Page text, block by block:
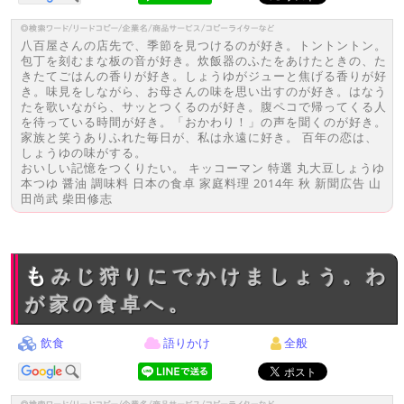
八百屋さんの店先で、季節を見つけるのが好き。トントントン。
包丁を刻むまな板の音が好き。炊飯器のふたをあけたときの、た
きたてごはんの香りが好き。しょうゆがジューと焦げる香りが好
き。味見をしながら、お母さんの味を思い出すのが好き。はなう
たを歌いながら、サッとつくるのが好き。腹ペコで帰ってくる人
を待っている時間が好き。「おかわり！」の声を聞くのが好き。
家族と笑うありふれた毎日が、私は永遠に好き。 百年の恋は、
しょうゆの味がする。
おいしい記憶をつくりたい。 キッコーマン 特選 丸大豆しょうゆ
本つゆ 醤油 調味料 日本の食卓 家庭料理 2014年 秋 新聞広告 山
田尚武 柴田修志
もみじ狩りにでかけましょう。わ
が家の食卓へ。
飲食 語りかけ 全般